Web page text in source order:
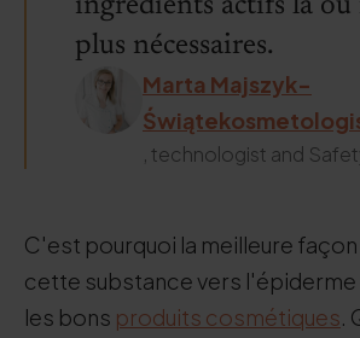
ingrédients actifs là où
plus nécessaires.
Marta Majszyk-
, technologist and
C'est pourquoi la meilleure
cette substance vers
les bons produits cosmétiques.